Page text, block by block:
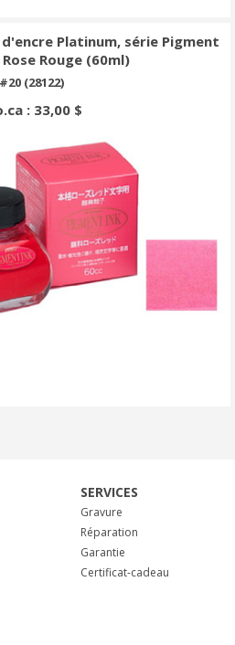
Platinum, série Pigment
Rouge (60ml)
(28122)
: 33,00 $
SERVICES
Gravure
Réparation
Garantie
Certificat-cadeau